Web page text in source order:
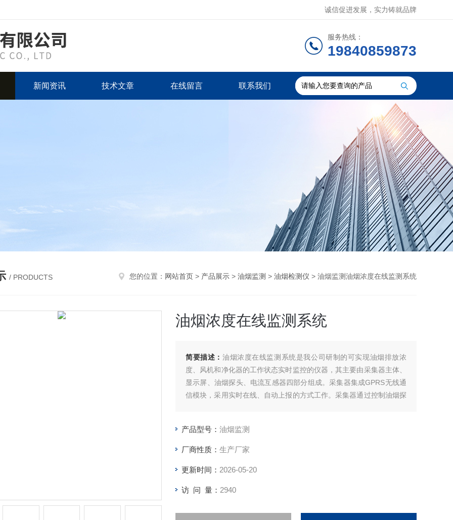
诚信促进发展，实力铸就品牌
服务热线：
19840859873
新闻资讯 技术文章 在线留言 联系我们
/ PRODUCTS 您的位置： 网站首页 > 产品展示 > 油烟监测 > 油烟检测仪 > 油烟监测油烟浓度在线监测系统
油烟浓度在线监测系统
简要描述： 油烟浓度在线监测系统是我公司研制的可实现油烟排放浓
度、风机和净化器的工作状态实时监控的仪器，其主要由采集器主体、
显示屏、油烟探头、电流互感器四部分组成。采集器集成GPRS无线通
信模块，采用实时在线、自动上报的方式工作。采集器通过控制油烟探
产品型号： 油烟监测
厂商性质： 生产厂家
更新时间： 2026-05-20
访 问 量： 2940